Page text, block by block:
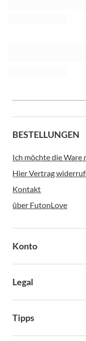
BESTELLUNGEN
Ich möchte die Ware
Hier Vertrag
Kontakt
über FutonLove
Konto
Legal
Tipps